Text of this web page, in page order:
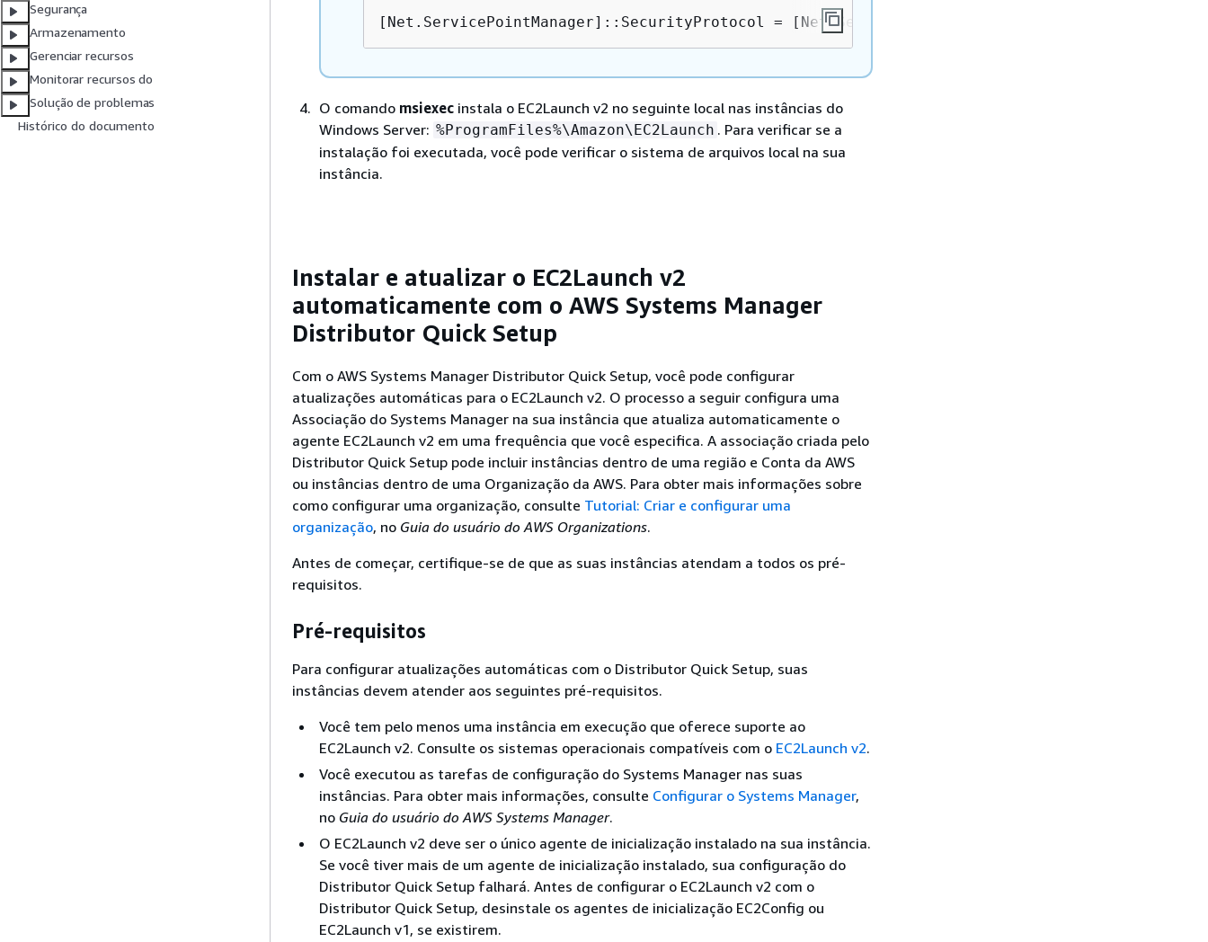
Segurança
Armazenamento
Gerenciar recursos
Monitorar recursos do
Solução de problemas
Histórico do documento
[Net.ServicePointManager]::SecurityProtocol = [Net.SecurityProtocolType]::Tls12
O comando msiexec instala o EC2Launch v2 no seguinte local nas instâncias do
Windows Server: %ProgramFiles%\Amazon\EC2Launch . Para verificar se a
instalação foi executada, você pode verificar o sistema de arquivos local na sua
instância.
Instalar e atualizar o EC2Launch v2
automaticamente com o AWS Systems Manager
Distributor Quick Setup
Com o AWS Systems Manager Distributor Quick Setup, você pode configurar
atualizações automáticas para o EC2Launch v2. O processo a seguir configura uma
Associação do Systems Manager na sua instância que atualiza automaticamente o
agente EC2Launch v2 em uma frequência que você especifica. A associação criada pelo
Distributor Quick Setup pode incluir instâncias dentro de uma região e Conta da AWS
ou instâncias dentro de uma Organização da AWS. Para obter mais informações sobre
como configurar uma organização, consulte Tutorial: Criar e configurar uma
organização, no Guia do usuário do AWS Organizations.
Antes de começar, certifique-se de que as suas instâncias atendam a todos os pré-
requisitos.
Pré-requisitos
Para configurar atualizações automáticas com o Distributor Quick Setup, suas
instâncias devem atender aos seguintes pré-requisitos.
Você tem pelo menos uma instância em execução que oferece suporte ao
EC2Launch v2. Consulte os sistemas operacionais compatíveis com o EC2Launch v2.
Você executou as tarefas de configuração do Systems Manager nas suas
instâncias. Para obter mais informações, consulte Configurar o Systems Manager,
no Guia do usuário do AWS Systems Manager.
O EC2Launch v2 deve ser o único agente de inicialização instalado na sua instância.
Se você tiver mais de um agente de inicialização instalado, sua configuração do
Distributor Quick Setup falhará. Antes de configurar o EC2Launch v2 com o
Distributor Quick Setup, desinstale os agentes de inicialização EC2Config ou
EC2Launch v1, se existirem.